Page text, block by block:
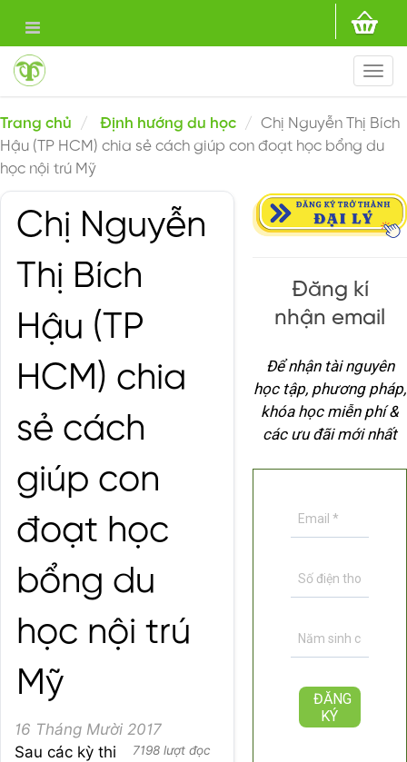
Trang chủ Định hướng du học
Chị Nguyễn Thị Bích
Hậu (TP HCM) chia sẻ cách giúp con đoạt học bổng du
học nội trú Mỹ
Chị Nguyễn
Thị Bích
Hậu (TP
HCM) chia
sẻ cách
giúp con
đoạt học
bổng du
học nội trú
Mỹ
16 Tháng Mười 2017
7198 lượt đọc
Sau các kỳ thi
Đăng kí
nhận email
Để nhận tài nguyên
học tập, phương pháp,
khóa học miễn phí &
các ưu đãi mới nhất